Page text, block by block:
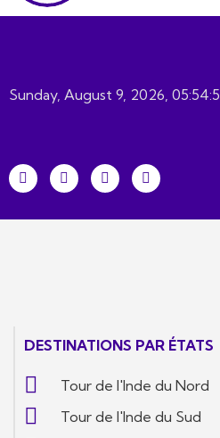
Sunday, August 9, 2026,
DESTINATIONS PAR ÉTATS
Tour de l'Inde du Nord
Tour de l'Inde du Sud